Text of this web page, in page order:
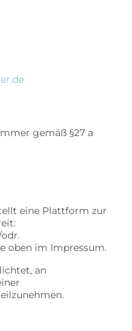
gemäß §27 a
eine Plattform zur
oben im Impressum.
an